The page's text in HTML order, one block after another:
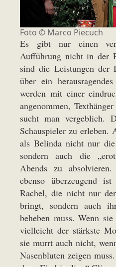
Foto © Marco Piecuch
Es gibt nur einen
Aufführung nicht in der
sind die Leistungen der
über ein
werden mit einer
angenommen,
sucht man vergeblich.
Schauspieler zu erleben.
als Belinda nicht nur
sondern auch die
Abends zu
ebenso überzeugend
Rachel, die nicht nur
bringt, sondern auch
beheben muss. Wenn
vielleicht der stärkste
sie murrt auch nicht,
Nasenbluten zeigen